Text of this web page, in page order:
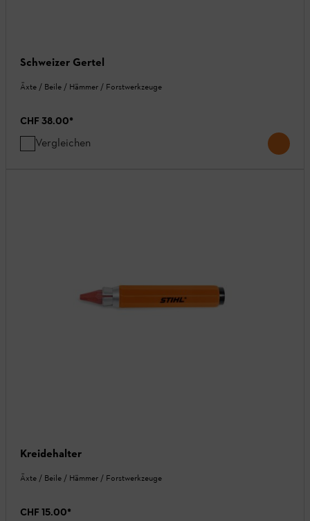
Schweizer Gertel
Äxte / Beile / Hämmer / Forstwerkzeuge
CHF 38.00*
Vergleichen
Kreidehalter
Äxte / Beile / Hämmer / Forstwerkzeuge
CHF 15.00*